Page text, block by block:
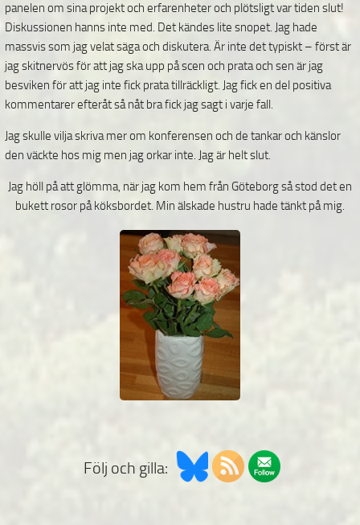
panelen om sina projekt och erfarenheter och plötsligt var tiden slut!
Diskussionen hanns inte med. Det kändes lite snopet. Jag hade
massvis som jag velat säga och diskutera. Är inte det typiskt – först är
jag skitnervös för att jag ska upp på scen och prata och sen är jag
besviken för att jag inte fick prata tillräckligt. Jag fick en del positiva
kommentarer efteråt så nåt bra fick jag sagt i varje fall.
Jag skulle vilja skriva mer om konferensen och de tankar och känslor
den väckte hos mig men jag orkar inte. Jag är helt slut.
Jag höll på att glömma, när jag kom hem från Göteborg så stod det en
bukett rosor på köksbordet. Min älskade hustru hade tänkt på mig.
Följ och gilla: